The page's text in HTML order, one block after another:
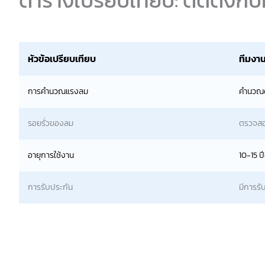
หัวข้อเปรียบเทียบ ทีมงา
การคำนวณแรงลม คำนว
รอยรั่วของลม ตรวจส
อายุการใช้งาน 10-15
การรับประกัน มีการรั